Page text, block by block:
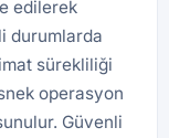
edilerek
durumlarda
sürekliliği
operasyon
Güvenli